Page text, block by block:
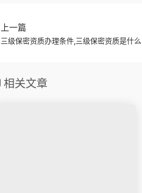
上一篇
三级保密资质办理条件,三级保密资质是什么
相关文章